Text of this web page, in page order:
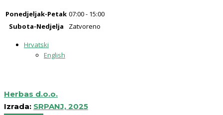
Ponedjeljak-Petak 07:00 - 15:00
Subota-Nedjelja
Zatvoreno
Hrvatski
English
Herbas d.o.o.
Izrada: SRPANJ, 2025